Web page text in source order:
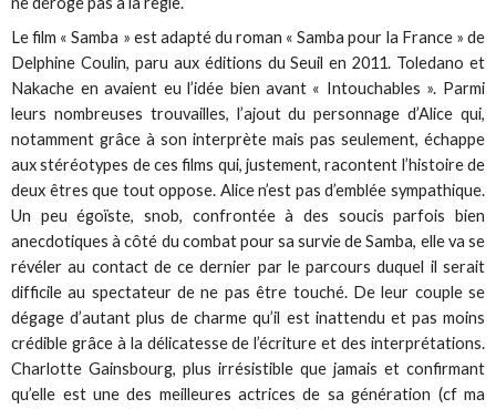
Le film « Samba » est adapté du roman « Samba pour la France » de
Delphine Coulin, paru aux éditions du Seuil en 2011. Toledano et
Nakache en avaient eu l’idée bien avant « Intouchables ». Parmi
leurs nombreuses trouvailles, l’ajout du personnage d’Alice qui,
notamment grâce à son interprète mais pas seulement, échappe
aux stéréotypes de ces films qui, justement, racontent l’histoire de
deux êtres que tout oppose. Alice n’est pas d’emblée sympathique.
Un peu égoïste, snob, confrontée à des soucis parfois bien
anecdotiques à côté du combat pour sa survie de Samba, elle va se
révéler au contact de ce dernier par le parcours duquel il serait
difficile au spectateur de ne pas être touché. De leur couple se
dégage d’autant plus de charme qu’il est inattendu et pas moins
crédible grâce à la délicatesse de l’écriture et des interprétations.
Charlotte Gainsbourg, plus irrésistible que jamais et confirmant
qu’elle est une des meilleures actrices de sa génération (cf ma